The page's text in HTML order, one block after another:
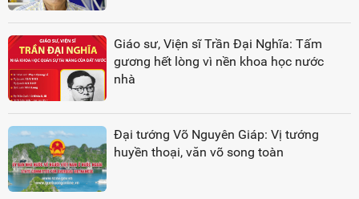
Giáo sư, Viện sĩ Trần Đại Nghĩa: Tấm
gương hết lòng vì nền khoa học nước
nhà
Đại tướng Võ Nguyên Giáp: Vị tướng
huyền thoại, văn võ song toàn